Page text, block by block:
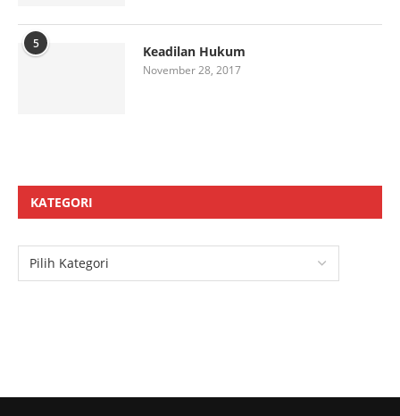
5 Keadilan Hukum
November 28, 2017
KATEGORI